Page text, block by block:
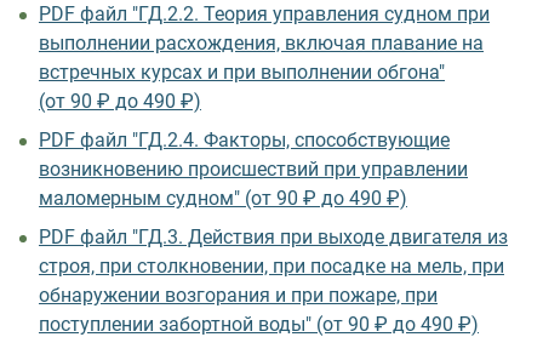
PDF файл "ГД.2.2. Теория управления судном при
выполнении расхождения, включая плавание на
встречных курсах и при выполнении обгона"
(от 90 ₽ до 490 ₽)
PDF файл "ГД.2.4. Факторы, способствующие
возникновению происшествий при управлении
маломерным судном" (от 90 ₽ до 490 ₽)
PDF файл "ГД.3. Действия при выходе двигателя из
строя, при столкновении, при посадке на мель, при
обнаружении возгорания и при пожаре, при
поступлении забортной воды" (от 90 ₽ до 490 ₽)